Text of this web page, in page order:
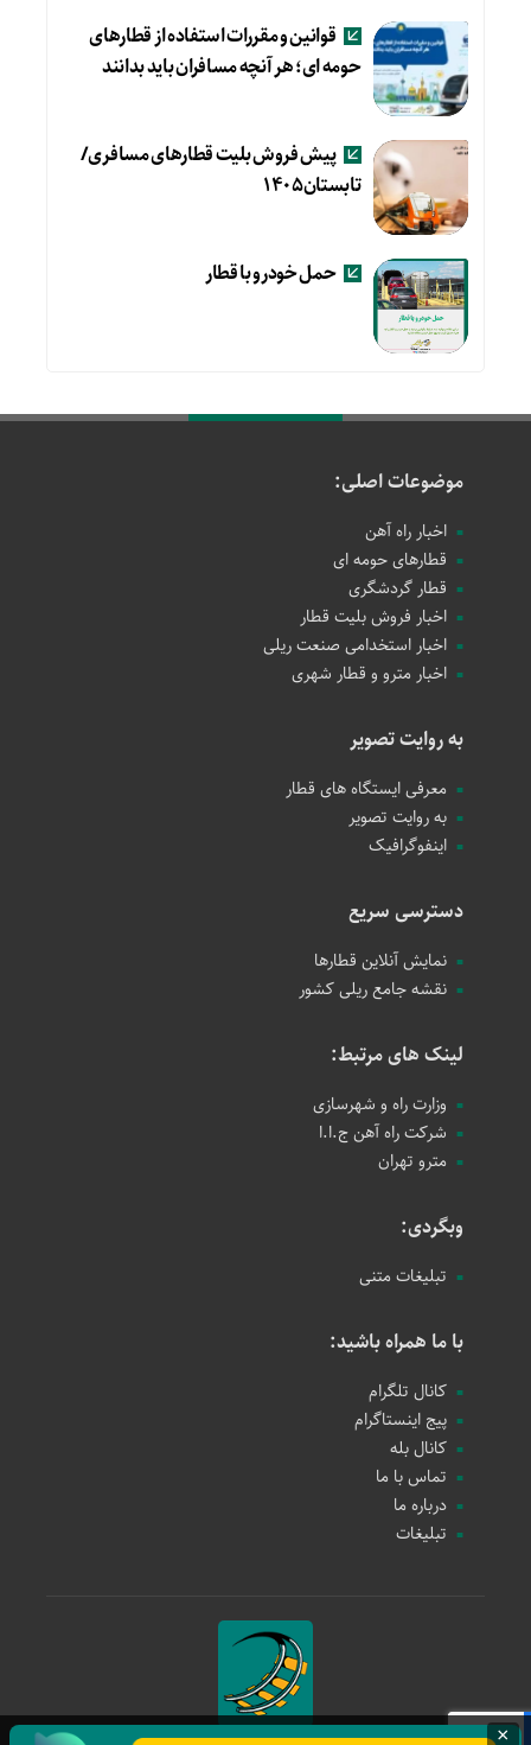
قوانین و مقررات استفاده از قطارهای
حومه ای؛ هر آنچه مسافران باید بدانند
پیش فروش بلیت قطارهای مسافری/
تابستان۱۴۰۵
حمل خودرو با قطار
موضوعات اصلی:
اخبار راه آهن
قطارهای حومه ای
قطار گردشگری
اخبار فروش بلیت قطار
اخبار استخدامی صنعت ریلی
اخبار مترو و قطار شهری
به روایت تصویر
معرفی ایستگاه های قطار
به روایت تصویر
اینفوگرافیک
دسترسی سریع
نمایش آنلاین قطارها
نقشه جامع ریلی کشور
لینک های مرتبط:
وزارت راه و شهرسازی
شرکت راه آهن ج.ا.ا
مترو تهران
وبگردی:
تبلیغات متنی
با ما همراه باشید:
کانال تلگرام
پیج اینستاگرام
کانال بله
تماس با ما
درباره ما
تبلیغات
×